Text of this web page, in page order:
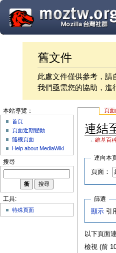
舊文件
此處文件僅供參考，請
我們亟需您的協助，進
頁面
連結
←維基百
連向本
頁面：
篩選
顯示 引
以下頁面
檢視 (前
本站導覽：
首頁
頁面近期變動
隨機頁面
Help about MediaWiki
搜尋
工具:
特殊頁面